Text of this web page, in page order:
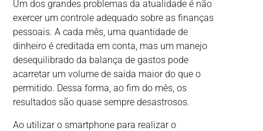
Um dos grandes problemas da atualidade é não
exercer um controle adequado sobre as finanças
pessoais. A cada mês, uma quantidade de
dinheiro é creditada em conta, mas um manejo
desequilibrado da balança de gastos pode
acarretar um volume de saída maior do que o
permitido. Dessa forma, ao fim do mês, os
resultados são quase sempre desastrosos.
Ao utilizar o smartphone para realizar o